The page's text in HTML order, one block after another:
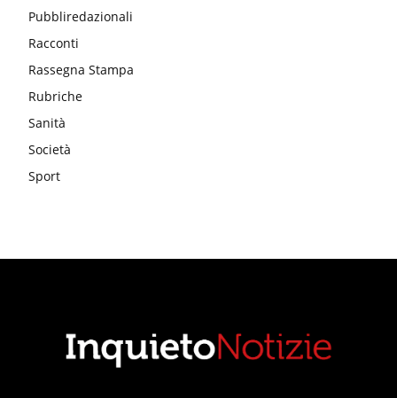
Pubbliredazionali
Racconti
Rassegna Stampa
Rubriche
Sanità
Società
Sport